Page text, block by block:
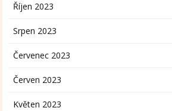
Říjen 2023
Srpen 2023
Červenec 2023
Červen 2023
Květen 2023